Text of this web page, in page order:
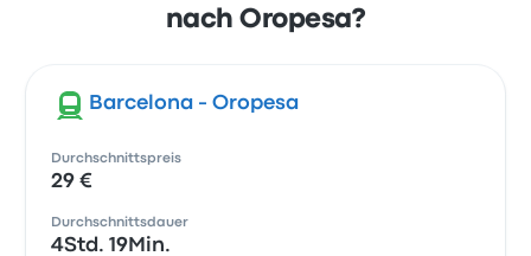
nach Oropesa?
Barcelona - Oropesa
Durchschnittspreis
29 €
Durchschnittsdauer
4Std. 19Min.